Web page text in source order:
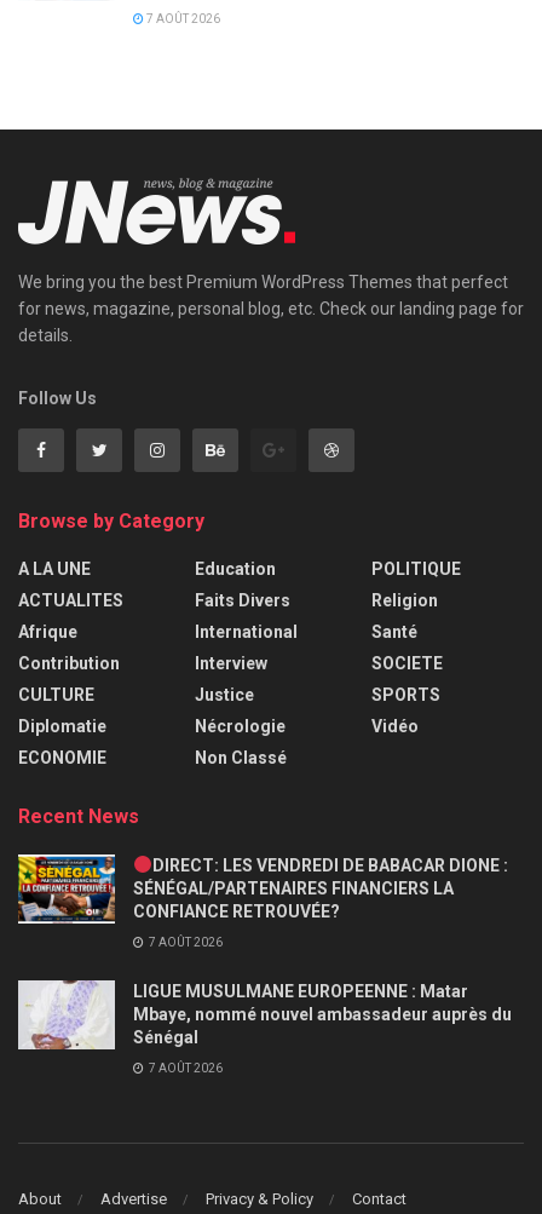
7 AOÛT 2026
We bring you the best Premium WordPress Themes that perfect
for news, magazine, personal blog, etc. Check our landing page for
details.
Follow Us
Browse by Category
A LA UNE
ACTUALITES
Afrique
Contribution
CULTURE
Diplomatie
ECONOMIE
Education
Faits Divers
International
Interview
Justice
Nécrologie
Non Classé
POLITIQUE
Religion
Santé
SOCIETE
SPORTS
Vidéo
Recent News
DIRECT: LES VENDREDI DE BABACAR DIONE :
SÉNÉGAL/PARTENAIRES FINANCIERS LA
CONFIANCE RETROUVÉE?
7 AOÛT 2026
LIGUE MUSULMANE EUROPEENNE : Matar
Mbaye, nommé nouvel ambassadeur auprès du
Sénégal
7 AOÛT 2026
About Advertise Privacy & Policy Contact